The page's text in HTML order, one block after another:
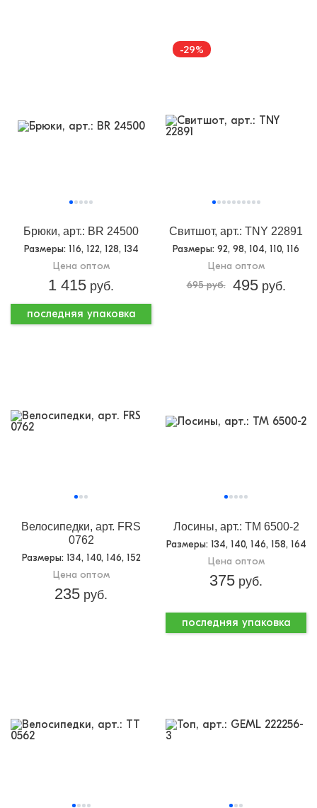
Брюки, арт.: BR 24500
Размеры: 116, 122, 128, 134
Цена оптом
1 415 руб.
-29%
Свитшот, арт.: TNY 22891
Размеры: 92, 98, 104, 110, 116
Цена оптом
695 руб.
495руб.
последняя упаковка
Велосипедки, арт. FRS
0762
Размеры: 134, 140, 146, 152
Цена оптом
235 руб.
Лосины, арт.: TM 6500-2
Размеры: 134, 140, 146, 158, 164
Цена оптом
375 руб.
последняя упаковка